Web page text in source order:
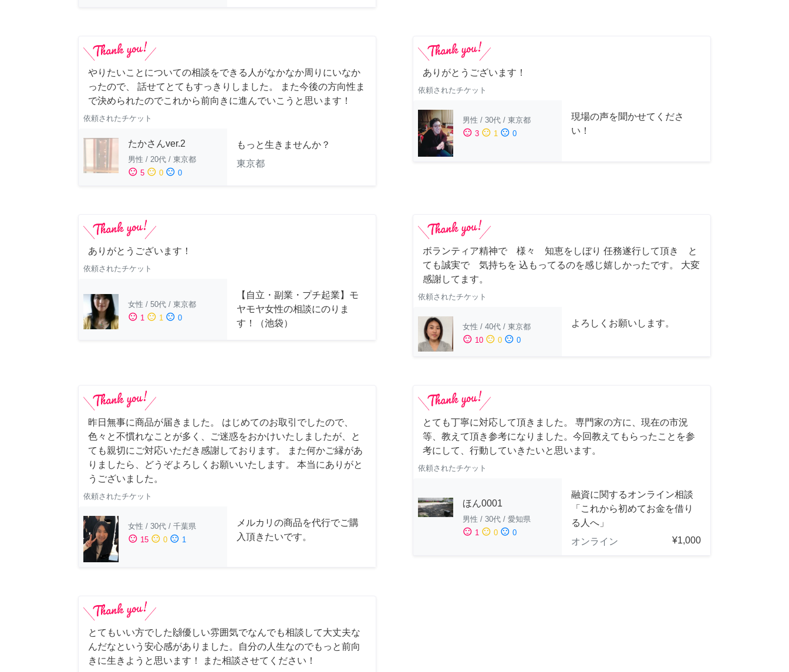
やりたいことについての相談をできる人がなかなか周りにいなか
ったので、 話せてとてもすっきりしました。 また今後の方向性ま
で決められたのでこれから前向きに進んでいこうと思います！
依頼されたチケット
たかさんver.2
男性 / 20代 / 東京都
sentiment_satisfied 5 sentiment_neutral 0 sentiment_dissatisfied 0
もっと生きませんか？
東京都
ありがとうございます！
依頼されたチケット
男性 / 30代 / 東京都
sentiment_satisfied 3 sentiment_neutral 1 sentiment_dissatisfied 0
現場の声を聞かせてくださ
い！
ありがとうございます！
依頼されたチケット
女性 / 50代 / 東京都
sentiment_satisfied 1 sentiment_neutral 1 sentiment_dissatisfied 0
【自立・副業・プチ起業】モ
ヤモヤ女性の相談にのりま
す！（池袋）
ボランティア精神で 様々 知恵をしぼり 任務遂行して頂き と
ても誠実で 気持ちを 込もってるのを感じ嬉しかったです。 大変
感謝してます。
依頼されたチケット
女性 / 40代 / 東京都
sentiment_satisfied 10 sentiment_neutral 0 sentiment_dissatisfied 0
よろしくお願いします。
昨日無事に商品が届きました。 はじめてのお取引でしたので、
色々と不慣れなことが多く、ご迷惑をおかけいたしましたが、と
ても親切にご対応いただき感謝しております。 また何かご縁があ
りましたら、どうぞよろしくお願いいたします。 本当にありがと
うございました。
依頼されたチケット
女性 / 30代 / 千葉県
sentiment_satisfied 15 sentiment_neutral 0 sentiment_dissatisfied 1
メルカリの商品を代行でご購
入頂きたいです。
とても丁寧に対応して頂きました。 専門家の方に、現在の市況
等、教えて頂き参考になりました。今回教えてもらったことを参
考にして、行動していきたいと思います。
依頼されたチケット
ほん0001
男性 / 30代 / 愛知県
sentiment_satisfied 1 sentiment_neutral 0 sentiment_dissatisfied 0
融資に関するオンライン相談
「これから初めてお金を借り
る人へ」
オンライン
¥1,000
とてもいい方でした🙌優しい雰囲気でなんでも相談して大丈夫な
んだなという安心感がありました。自分の人生なのでもっと前向
きに生きようと思います！ また相談させてください！